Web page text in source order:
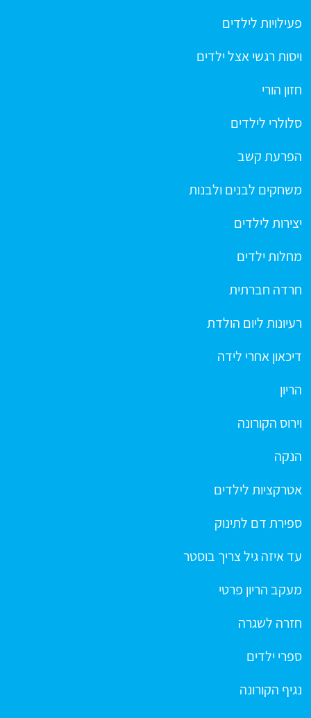
פעילויות לילדים
ויסות רגשי אצל ילדים
חזון הורי
סלולרי לילדים
הפרעת קשב
משחקים לבנים ולבנות
יצירות לילדים
מחלות ילדים
חרדה חברתית
רעיונות ליום הולדת
דיכאון אחרי לידה
הריון
וירוס הקורונה
הנקה
אטרקציות לילדים
ספירת דם לתינוק
עד איזה גיל צריך בוסטר
מעקב הריון פרטי
חזרה לשגרה
ספרי ילדים
נגיף הקורונה